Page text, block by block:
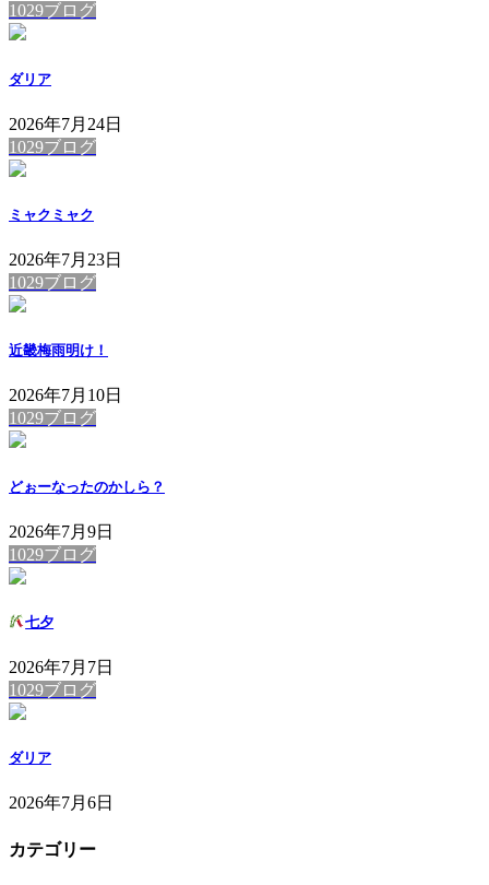
1029ブログ
ダリア
2026年7月24日
1029ブログ
ミャクミャク
2026年7月23日
1029ブログ
近畿梅雨明け！
2026年7月10日
1029ブログ
どぉーなったのかしら？
2026年7月9日
1029ブログ
七夕
2026年7月7日
1029ブログ
ダリア
2026年7月6日
カテゴリー